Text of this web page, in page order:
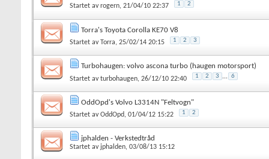
Startet avrogern, 21/04/10 22:37 1 2
Torra's Toyota Corolla KE70 V8
Startet avTorra, 25/02/14 20:15 1 2 3
Turbohaugen: volvo ascona turbo (haugen motorsport)
Startet avturbohaugen, 26/12/10 22:40 1 2 3 ... 6
OddOpd's Volvo L3314N "Feltvogn"
Startet avOddOpd, 01/04/12 15:22 1 2
jphalden - Verkstedtråd
Startet av jphalden, 03/08/13 15:12